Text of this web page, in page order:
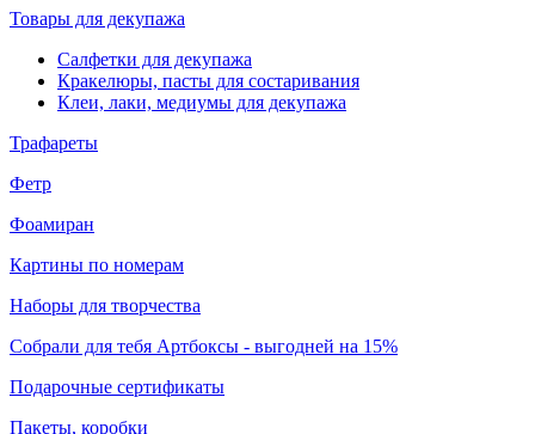
Товары для декупажа
Салфетки для декупажа
Кракелюры, пасты для состаривания
Клеи, лаки, медиумы для декупажа
Трафареты
Фетр
Фоамиран
Картины по номерам
Наборы для творчества
Собрали для тебя Артбоксы - выгодней на 15%
Подарочные сертификаты
Пакеты, коробки